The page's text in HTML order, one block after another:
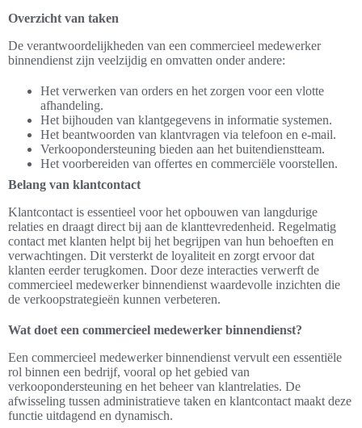
Overzicht van taken
De verantwoordelijkheden van een commercieel medewerker
binnendienst zijn veelzijdig en omvatten onder andere:
Het verwerken van orders en het zorgen voor een vlotte
afhandeling.
Het bijhouden van klantgegevens in informatie systemen.
Het beantwoorden van klantvragen via telefoon en e-mail.
Verkoopondersteuning bieden aan het buitendienstteam.
Het voorbereiden van offertes en commerciële voorstellen.
Belang van klantcontact
Klantcontact is essentieel voor het opbouwen van langdurige
relaties en draagt direct bij aan de klanttevredenheid. Regelmatig
contact met klanten helpt bij het begrijpen van hun behoeften en
verwachtingen. Dit versterkt de loyaliteit en zorgt ervoor dat
klanten eerder terugkomen. Door deze interacties verwerft de
commercieel medewerker binnendienst waardevolle inzichten die
de verkoopstrategieën kunnen verbeteren.
Wat doet een commercieel medewerker binnendienst?
Een commercieel medewerker binnendienst vervult een essentiële
rol binnen een bedrijf, vooral op het gebied van
verkoopondersteuning en het beheer van klantrelaties. De
afwisseling tussen administratieve taken en klantcontact maakt deze
functie uitdagend en dynamisch.